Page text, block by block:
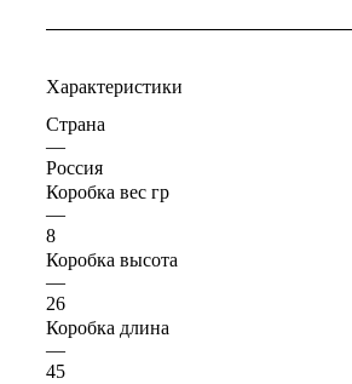
Характеристики
Страна
—
Россия
Коробка вес гр
—
8
Коробка высота
—
26
Коробка длина
—
45